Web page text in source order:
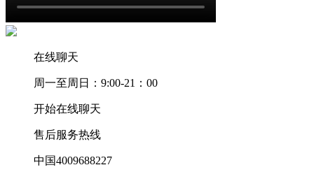
在线聊天
周一至周日：9:00-21：00
开始在线聊天
售后服务热线
中国4009688227